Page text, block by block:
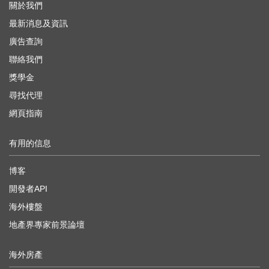
關於我們
最新消息及資訊
廣告查詢
聯絡我們
獎學金
尋找代理
網頁指南
有用的信息
博客
開發者API
海外樓盤
地產界專家前景論壇
海外房產